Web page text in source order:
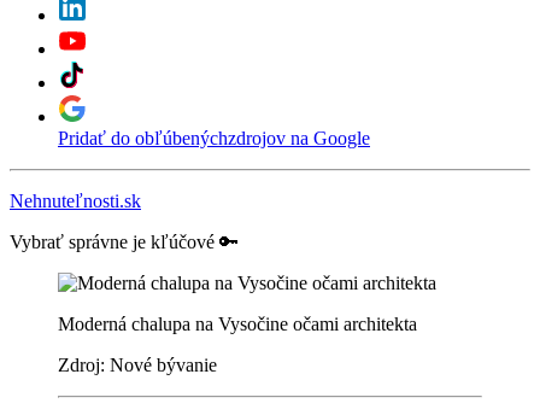
Pridať do obľúbenýchzdrojov na Google
Nehnuteľnosti.sk
Vybrať správne je kľúčové 🔑
Moderná chalupa na Vysočine očami architekta
Zdroj: Nové bývanie